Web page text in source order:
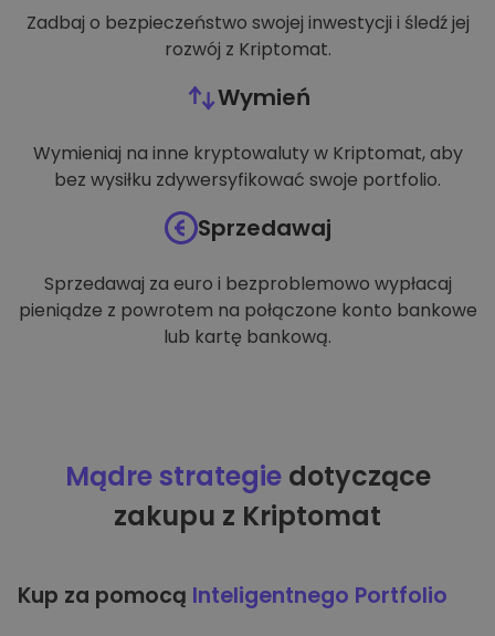
Zadbaj o bezpieczeństwo swojej inwestycji i śledź jej
rozwój z Kriptomat.
Wymień
Wymieniaj na inne kryptowaluty w Kriptomat, aby
bez wysiłku zdywersyfikować swoje portfolio.
Sprzedawaj
Sprzedawaj za euro i bezproblemowo wypłacaj
pieniądze z powrotem na połączone konto bankowe
lub kartę bankową.
Mądre strategiedotyczące
zakupu z Kriptomat
Kup za pomocą Inteligentnego Portfolio
FUNKCJONALNOŚĆ